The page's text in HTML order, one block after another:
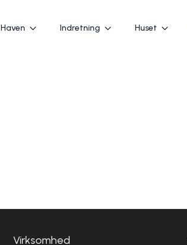
Haven Indretning Huset
Virksomhed